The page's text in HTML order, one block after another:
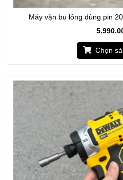
Máy vặn bu lông dùng pin
Chọn